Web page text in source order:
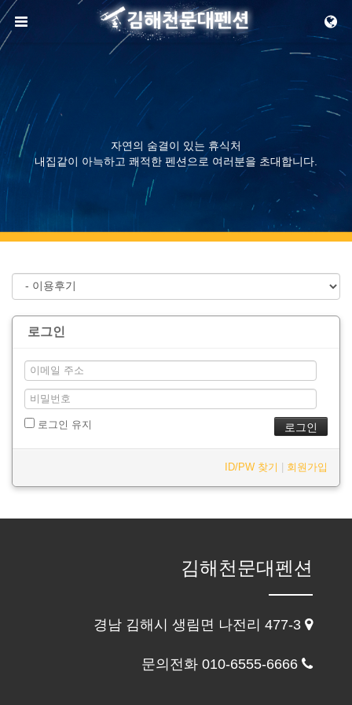
메뉴 건너뛰기
자연의 숨결이 있는 휴식처
내집같이 아늑하고 쾌적한 펜션으로 여러분을 초대합니다.
로그인
로그인 유지
ID/PW 찾기 회원가입
김해천문대펜션
경남 김해시 생림면 나전리 477-3
문의전화 010-6555-6666